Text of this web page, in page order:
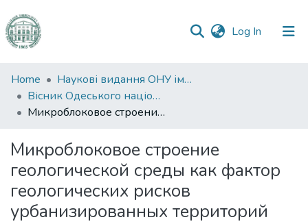
Log In (current)
Communities
&
Collections
Statistics
Home
Наукові видання ОНУ імені І. І. Мечникова
Вісник Одеського національного університету. Географічні та геологічні науки
Микроблоковое строение геологической среды как фактор геологических рисков урбанизированных территорий
Микроблоковое строение
геологической среды как фактор
геологических рисков
урбанизированных территорий